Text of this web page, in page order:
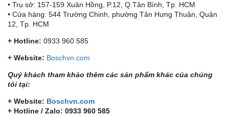
• Trụ sở: 157-159 Xuân Hồng, P.12, Q.Tân Bình, Tp. HCM
• Cửa hàng: 544 Trường Chinh, phường Tân Hưng Thuận, Quận
12, Tp. HCM
+ Hotline: 0933 960 585
+ Website: Boschvn.com
Quý khách tham khảo thêm các sản phẩm khác của chúng
tôi tại:
+ Website: Boschvn.com
+ Hotline / Zalo: 0933 960 585